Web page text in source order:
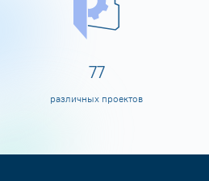
80
различных проектов